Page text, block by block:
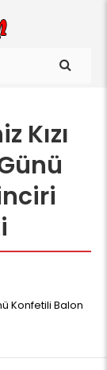
Kızı
Konfetili Balon